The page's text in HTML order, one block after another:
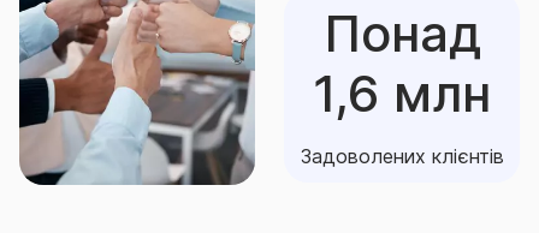
Понад
1,6 млн
Задоволених клієнтів